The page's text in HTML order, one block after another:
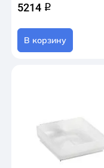
5214 q
В корзину